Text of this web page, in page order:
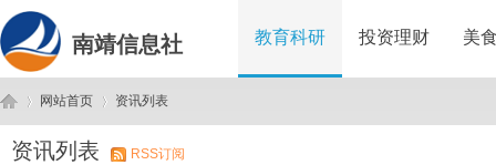
南靖信息社 教育科研 投资理财 美
网站首页 资讯列表
资讯列表 RSS订阅